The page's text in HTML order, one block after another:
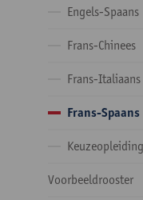
Engels-Spaans
Frans-Chinees
Frans-Italiaans
Frans-Spaans
Voorbeeldrooster